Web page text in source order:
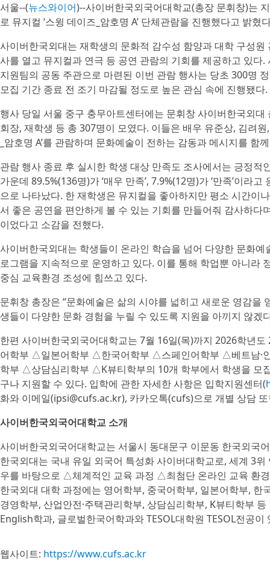
서울--(뉴스와이어)--사이버한국외국어대학교(총장 문휘창)는
로 뮤지컬 ‘스윙 데이즈_암호명 A’ 단체관람을 진행했다고 밝혔
사이버한국외대는 재학생의 문화적 감수성 함양과 대학 구성
사를 열고 뮤지컬과 연극 등 공연 관람의 기회를 제공하고 있
지원팀의 공동 주관으로 마련된 이번 관람 행사는 당초 300명
모집 기간 종료 전 조기 마감될 정도로 높은 관심 속에 진행됐다.
행사 당일 서울 중구 충무아트센터에는 문휘창 사이버한국외
회장, 재학생 등 총 307명이 모였다. 이들은 배우 유준상, 김려
_암호명 A’를 관람하며 문화예술이 전하는 감동과 메시지를 함
관람 행사 종료 후 실시한 학생 대상 만족도 조사에서는 긍정
가운데 89.5%(136명)가 ‘매우 만족’, 7.9%(12명)가 ‘만족’이라
으로 나타났다. 한 재학생은 뮤지컬을 좋아하지만 평소 시간이
서 좋은 공연을 편안하게 볼 수 있는 기회를 만들어줘 감사하
이었다고 소감을 전했다.
사이버한국외대는 학생들이 온라인 학습을 넘어 다양한 문화
로그램을 지속적으로 운영하고 있다. 이를 통해 학업뿐 아니라
중심 교육환경 조성에 힘쓰고 있다.
문휘창 총장은 “문화예술은 삶의 시야를 넓히고 새로운 영감을
생들이 다양한 문화 경험을 누릴 수 있도록 지원을 아끼지 않겠
한편 사이버한국외국어대학교는 7월 16일(목)까지 2026학년
어학부 △일본어학부 △한국어학부 △스페인어학부 △베트남·
학부 △상담심리학부 △K뷰티학부의 10개 학부에서 학생을 모
구나 지원할 수 있다. 입학에 관한 자세한 사항은 입학지원센터(
화와 이메일(ipsi@cufs.ac.kr), 카카오톡(cufs)으로 개별 상담
사이버한국외국어대학교 소개
사이버한국외국어대학교는 서울시 동대문구 이문동 한국외국
한국외대는 국내 유일 외국어 특성화 사이버대학교로, 세계 3
우를 바탕으로 △체계적인 교육 과정 △최첨단 온라인 교육 환
한국외대 대학 과정에는 영어학부, 중국어학부, 일본어학부, 한
경영학부, 산업안전·주택관리학부, 상담심리학부, K뷰티학부
English학과, 글로벌한국어학과와 TESOL대학원 TESOL전공이
웹사이트: https://www.cufs.ac.kr